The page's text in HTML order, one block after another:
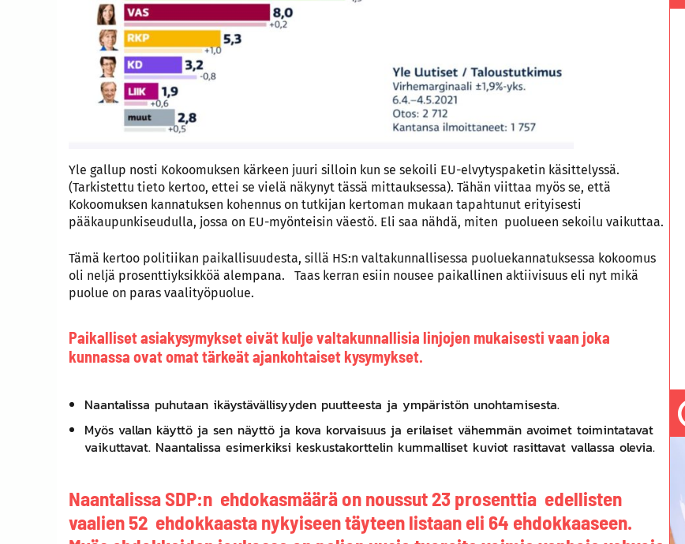
Yle gallup nosti Kokoomuksen kärkeen juuri silloin kun se sekoili EU-elvytyspaketin käsittelyssä.
(Tarkistettu tieto kertoo, ettei se vielä näkynyt tässä mittauksessa). Tähän viittaa myös se, että
Kokoomuksen kannatuksen kohennus on tutkijan kertoman mukaan tapahtunut erityisesti
pääkaupunkiseudulla, jossa on EU-myönteisin väestö. Eli saa nähdä, miten puolueen sekoilu vaikuttaa.
Tämä kertoo politiikan paikallisuudesta, sillä HS:n valtakunnallisessa puoluekannatuksessa kokoomus
oli neljä prosenttiyksikköä alempana. Taas kerran esiin nousee paikallinen aktiivisuus eli nyt mikä
puolue on paras vaalityöpuolue.
Paikalliset asiakysymykset eivät kulje valtakunnallisia linjojen mukaisesti vaan joka
kunnassa ovat omat tärkeät ajankohtaiset kysymykset.
Naantalissa puhutaan ikäystävällisyyden puutteesta ja ympäristön unohtamisesta.
Myös vallan käyttö ja sen näyttö ja kova korvaisuus ja erilaiset vähemmän avoimet toimintatavat
vaikuttavat. Naantalissa esimerkiksi keskustakorttelin kummalliset kuviot rasittavat vallassa olevia.
Naantalissa SDP:n ehdokasmäärä on noussut 23 prosenttia edellisten
vaalien 52 ehdokkaasta nykyiseen täyteen listaan eli 64 ehdokkaaseen.